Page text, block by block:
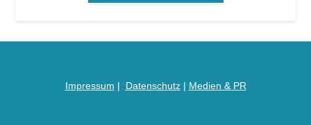
Impressum | Datenschutz| Medien & PR